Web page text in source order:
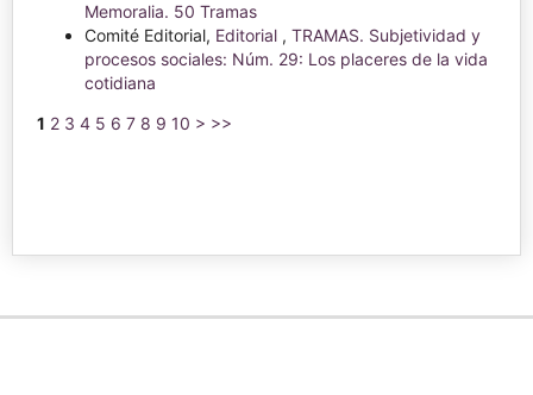
Memoralia. 50 Tramas
Comité Editorial, Editorial , TRAMAS. Subjetividad y
procesos sociales: Núm. 29: Los placeres de la vida
cotidiana
1 2 3 4 5 6 7 8 9 10 > >>